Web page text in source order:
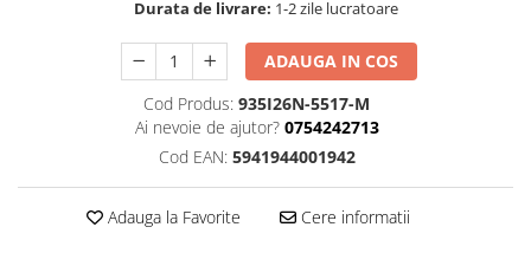
Durata de livrare: 1-2 zile lucratoare
ADAUGA IN COS
Cod Produs: 935I26N-5517-M
Ai nevoie de ajutor? 0754242713
Cod EAN: 5941944001942
Adauga la Favorite Cere informatii